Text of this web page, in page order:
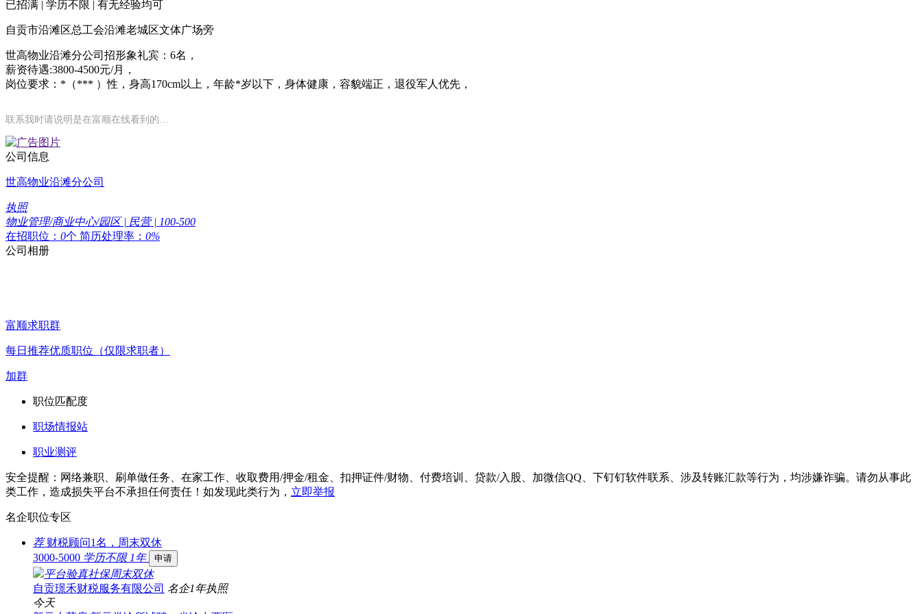
已招满 | 学历不限 | 有无经验均可
自贡市沿滩区总工会沿滩老城区文体广场旁
世高物业沿滩分公司招形象礼宾：6名，
薪资待遇:3800-4500元/月，
岗位要求：*（*** ）性，身高170cm以上，年龄*岁以下，身体健康，容貌端正，退役军人优先，
联系我时请说明是在富顺在线看到的…
公司信息
世高物业沿滩分公司
执照
物业管理/商业中心/园区 | 民营 | 100-500
在招职位： 0个 简历处理率： 0%
公司相册
富顺求职群
每日推荐优质职位（仅限求职者）
加群
职位匹配度
职场情报站
职业测评
安全提醒：网络兼职、刷单做任务、在家工作、收取费用/押金/租金、扣押证件/财物、付费培训、贷款/入股、加微信QQ、下钉钉软件联系、涉及转账汇款等行为，均涉嫌诈骗。请勿从事此
类工作，造成损失平台不承担任何责任！如发现此类行为， 立即举报
名企职位专区
荐 财税顾问1名，周末双休
3000-5000 学历不限 1年 申请
平台验真社保周末双休
自贡璟禾财税服务有限公司 名企1年执照
今天